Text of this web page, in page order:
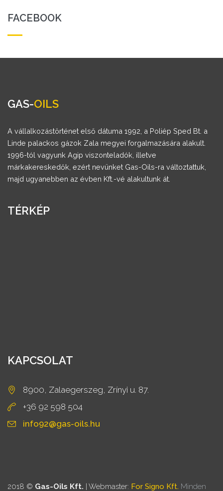
FACEBOOK
GAS-OILS
A vállalkozástörténet első dátuma 1992, a Poliép Sped Bt. a
Linde palackos gázok Zala megyei forgalmazására alakult.
1996-tól vagyunk Agip viszonteladók, illetve
márkakereskedők, ezért nevünket Gas-Oils-ra változtattuk,
majd ugyanebben az évben Kft.-vé alakultunk át.
TÉRKÉP
KAPCSOLAT
8900, Zalaegerszeg, Zrínyi u. 87.
+36 92 598 504
info92@gas-oils.hu
2018 © Gas-Oils Kft. | Webmaster: For Signo Kft. Minden